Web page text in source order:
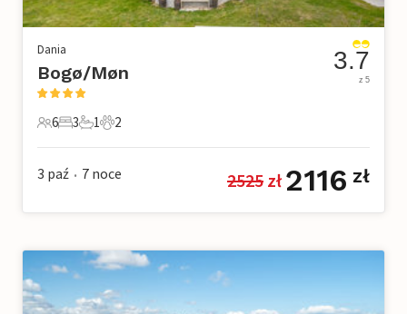
Dania
Bogø/Møn
6 Goście
6
3 Sypialnie
3
1 Łazienka
1
2 Zwierzęta domowe
2
3.7
z 5
3 paź • 7 noce 2525 zł 2116 zł